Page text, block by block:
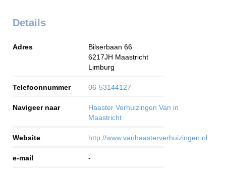
Details
Adres
Bilserbaan 66
6217JH Maastricht
Limburg
Telefoonnummer 06-53144127
Navigeer naar
Haaster Verhuizingen Van in
Maastricht
Website http://www.vanhaasterverhuizingen.nl
e-mail -